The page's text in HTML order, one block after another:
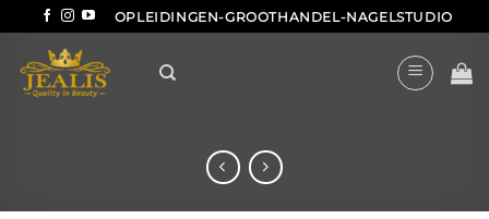
naar
inhoud
OPLEIDINGEN-GROOTHANDEL-NAGELSTUDIO